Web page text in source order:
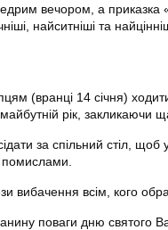
вечором, а приказка
найситніші та
(вранці 14 січня)
рік, закликаючи
за спільний стіл, щоб
помислами.
вибачення всім, кого
поваги дню святого